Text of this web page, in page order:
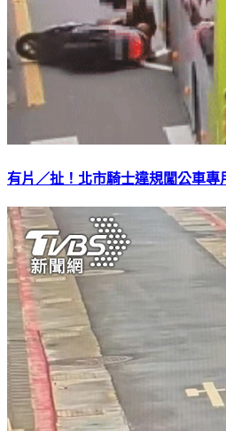
有片／扯！北市騎士違規闖公車